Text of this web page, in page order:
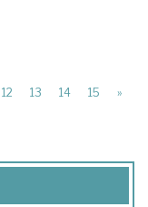
12 13 14 15 »